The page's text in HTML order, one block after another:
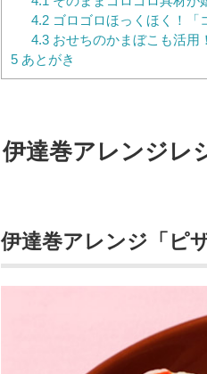
4.2ゴロゴロほっくほく！「
4.3おせちのかまぼこも活用
5 あとがき
伊達巻アレンジレ
伊達巻アレンジ 「ピ